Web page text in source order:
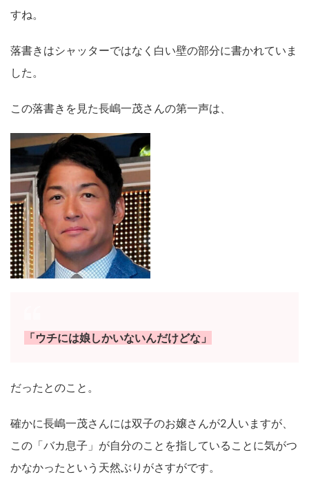
すね。
落書きはシャッターではなく白い壁の部分に書かれていま
した。
この落書きを見た長嶋一茂さんの第一声は、
「ウチには娘しかいないんだけどな」
だったとのこと。
確かに長嶋一茂さんには双子のお嬢さんが2人いますが、
この「バカ息子」が自分のことを指していることに気がつ
かなかったという天然ぶりがさすがです。